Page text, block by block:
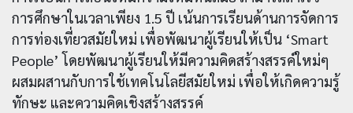
การศึกษาในเวลาเพียง 1.5 ปี เน้นการเรียนด้านการจัดการ
การท่องเที่ยวสมัยใหม่ เพื่อพัฒนาผู้เรียนให้เป็น ‘Smart
People’ โดยพัฒนาผู้เรียนให้มีความคิดสร้างสรรค์ใหม่ๆ
ผสมผสานกับการใช้เทคโนโลยีสมัยใหม่ เพื่อให้เกิดความรู้
ทักษะ และความคิดเชิงสร้างสรรค์